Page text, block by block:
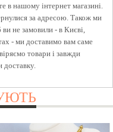
нашому інтернет магазині.
за адресою. Також ми
не замовили - в Києві,
- ми доставимо вам саме
товари і завжди
доставку.